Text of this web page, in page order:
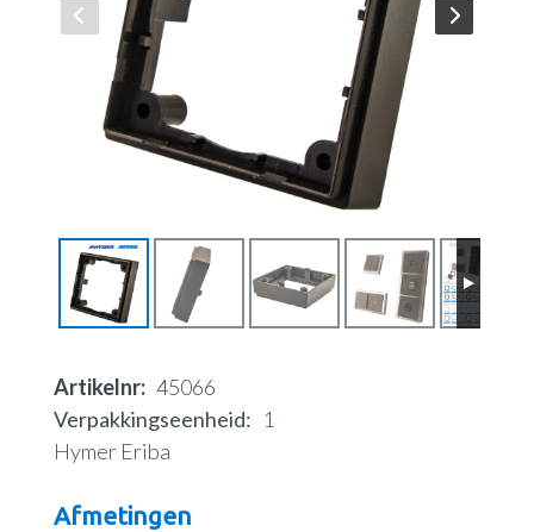
Artikelnr 45066
Verpakkingseenheid
1
Hymer Eriba
Afmetingen